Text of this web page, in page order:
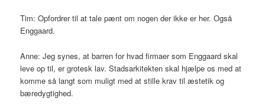
Tim: Opfordrer til at tale pænt om nogen der ikke er her. Også
Enggaard.
Anne: Jeg synes, at barren for hvad firmaer som Enggaard skal
leve op til, er grotesk lav. Stadsarkitekten skal hjælpe os med at
komme så langt som muligt med at stille krav til æstetik og
bæredygtighed.